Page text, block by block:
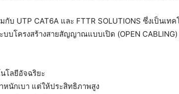
กับ UTP CAT6A และ FTTR SOLUTIONS ซึ่งเป็นเ
บบโครงสร้างสายสัญญาณแบบเปิด (OPEN
โลยีอัจฉริยะ
หนักเบา แต่ให้ประสิทธิภาพสูง